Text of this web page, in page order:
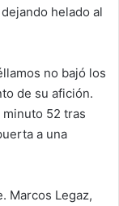
helado al
no bajó los
de su afición.
52 tras
a una
Marcos Legaz,